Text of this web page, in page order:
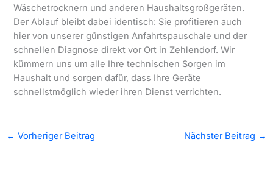
Wäschetrocknern und anderen Haushaltsgroßgeräten.
Der Ablauf bleibt dabei identisch: Sie profitieren auch
hier von unserer günstigen Anfahrtspauschale und der
schnellen Diagnose direkt vor Ort in Zehlendorf. Wir
kümmern uns um alle Ihre technischen Sorgen im
Haushalt und sorgen dafür, dass Ihre Geräte
schnellstmöglich wieder ihren Dienst verrichten.
← Vorheriger Beitrag Nächster Beitrag →